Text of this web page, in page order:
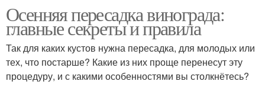
Осенняя пересадка винограда:
главные секреты и правила
Так для каких кустов нужна пересадка, для молодых или
тех, что постарше? Какие из них проще перенесут эту
процедуру, и с какими особенностями вы столкнётесь?